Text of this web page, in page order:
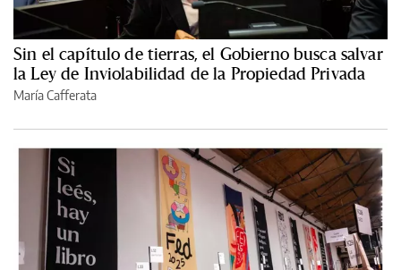
Sin el capítulo de tierras, el Gobierno busca salvar
la Ley de Inviolabilidad de la Propiedad Privada
María Cafferata